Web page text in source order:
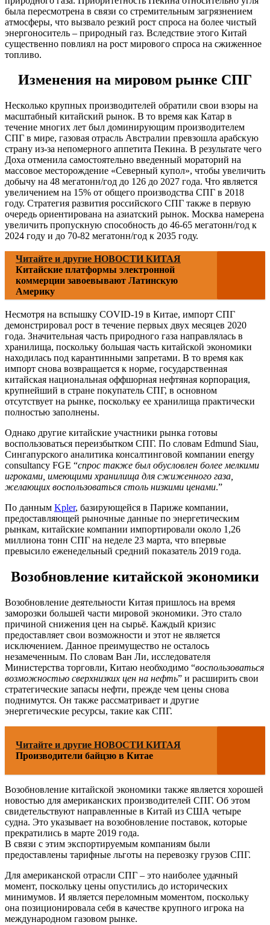
была пересмотрена в связи со стремительным загрязнением
атмосферы, что вызвало резкий рост спроса на более чистый
энергоноситель – природный газ. Вследствие этого Китай
существенно повлиял на рост мирового спроса на сжиженное
топливо.
Изменения на мировом рынке СПГ
Несколько крупных производителей обратили свои взоры на
масштабный китайский рынок. В то время как Катар в
течение многих лет был доминирующим производителем
СПГ в мире, газовая отрасль Австралии превзошла арабскую
страну из-за непомерного аппетита Пекина. В результате чего
Доха отменила самостоятельно введенный мораторий на
массовое месторождение «Северный купол», чтобы увеличить
добычу на 48 мегатонн/год до 126 до 2027 года. Что является
увеличением на 15% от общего производства СПГ в 2018
году. Стратегия развития российского СПГ также в первую
очередь ориентирована на азиатский рынок. Москва намерена
увеличить пропускную способность до 46-65 мегатонн/год к
2024 году и до 70-82 мегатонн/год к 2035 году.
Читайте и другие НОВОСТИ КИТАЯ
Китайские платформы электронной
коммерции завоевывают Латинскую
Америку
Несмотря на вспышку COVID-19 в Китае, импорт СПГ
демонстрировал рост в течение первых двух месяцев 2020
года. Значительная часть природного газа направлялась в
хранилища, поскольку большая часть китайской экономики
находилась под карантинными запретами. В то время как
импорт снова возвращается к норме, государственная
китайская национальная оффшорная нефтяная корпорация,
крупнейший в стране покупатель СПГ, в основном
отсутствует на рынке, поскольку ее хранилища практически
полностью заполнены.
Однако другие китайские участники рынка готовы
воспользоваться переизбытком СПГ. По словам Edmund Siau,
Сингапурского аналитика консалтинговой компании energy
consultancy FGE “спрос также был обусловлен более мелкими
игроками, имеющими хранилища для сжиженного газа,
желающих воспользоваться столь низкими ценами.”
По данным Kpler, базирующейся в Париже компании,
предоставляющей рыночные данные по энергетическим
рынкам, китайские компании импортировали около 1,26
миллиона тонн СПГ на неделе 23 марта, что впервые
превысило еженедельный средний показатель 2019 года.
Возобновление китайской экономики
Возобновление деятельности Китая пришлось на время
заморозки большей части мировой экономики. Это стало
причиной снижения цен на сырьё. Каждый кризис
предоставляет свои возможности и этот не является
исключением. Данное преимущество не осталось
незамеченным. По словам Ван Ли, исследователя
Министерства торговли, Китаю необходимо “воспользоваться
возможностью сверхнизких цен на нефть” и расширить свои
стратегические запасы нефти, прежде чем цены снова
поднимутся. Он также рассматривает и другие
энергетические ресурсы, такие как СПГ.
Читайте и другие НОВОСТИ КИТАЯ
Производители байцзю в Китае
Возобновление китайской экономики также является хорошей
новостью для американских производителей СПГ. Об этом
свидетельствуют направленные в Китай из США четыре
судна. Это указывает на возобновление поставок, которые
прекратились в марте 2019 года.
В связи с этим экспортируемым компаниям были
предоставлены тарифные льготы на перевозку грузов СПГ.
Для американской отрасли СПГ – это наиболее удачный
момент, поскольку цены опустились до исторических
минимумов. И является переломным моментом, поскольку
она позиционировала себя в качестве крупного игрока на
международном газовом рынке.